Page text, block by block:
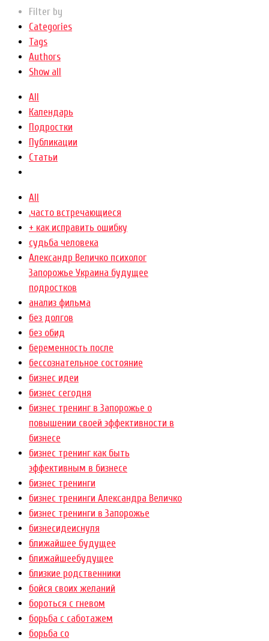
Filter by
Categories
Tags
Authors
Show all
All
Календарь
Подростки
Публикации
Статьи
All
.часто встречающиеся
+ как исправить ошибку
cудьба человека
Александр Величко психолог
Запорожье Украина будущее
подростков
анализ фильма
без долгов
без обид
беременность после
бессознательное состояние
бизнес идеи
бизнес сегодня
бизнес тренинг в Запорожье о
повышении своей эффективности в
бизнесе
бизнес тренинг как быть
эффективным в бизнесе
бизнес тренинги
бизнес тренинги Александра Величко
бизнес тренинги в Запорожье
бизнесидеиснуля
ближайшее будущее
ближайшеебудущее
близкие родственники
бойся своих желаний
бороться с гневом
борьба с саботажем
борьба со